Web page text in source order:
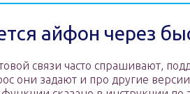
айфон через
связи часто спрашивают,
они задают и про другие